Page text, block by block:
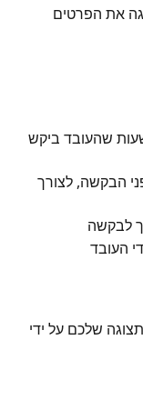
את הפרטים
שהעובד ביקש
הבקשה, לצורך
לבקשה
העובד
שלכם על ידי